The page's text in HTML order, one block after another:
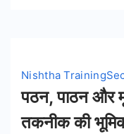
Nishtha Training
पठन, पाठन और
तकनीक की